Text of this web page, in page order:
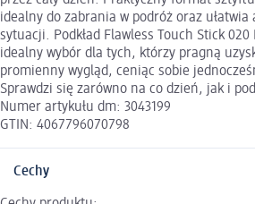
idealny do zabrania w podróż oraz ułatwia
sytuacji. Podkład Flawless Touch Stick
idealny wybór dla tych, którzy pragną
promienny wygląd, ceniąc sobie
Sprawdzi się zarówno na co dzień, jak i
Numer artykułu dm: 3043199
GTIN: 4067796070798
Cechy